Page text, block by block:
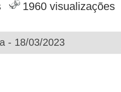
1960 visualizações
- 18/03/2023